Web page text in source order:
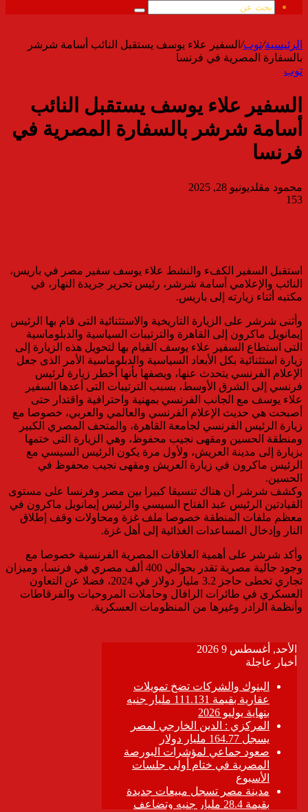
الموقع
بحث
الرئيسية/توب/ السفير علاء يوسف يستقبل النائب أسامة شرشر
بالسفارة المصرية في فرنسا
توب
السفير علاء يوسف يستقبل النائب
أسامة شرشر بالسفارة المصرية في
فرنسا
محمود مقلديونيو 28, 2025
153
استقبل السفير الكفء والنشط علاء يوسف سفير مصر في باريس،
النائب والإعلامي أسامة شرشر، رئيس تحرير جريدة النهار، في
مكتبه أثناء زيارته إلى باريس.
وأثنى شرشر على الزيارة التاريخية والاستثنائية التى قام بها الرئيس
إيمانويل ماكرون إلى القاهرة والترتيبات السياسية والدبلوماسية
التى استطاع السفير علاء يوسف القيام بها لتحويل هذه الزيارة إلى
زيارة استثنائية بكل الأبعاد السياسية والدبلوماسية الأمر الذى جعل
الإعلام الفرنسي يتحدث عنها، ويصفها بأنها أخطر زيارة لرئيس
فرنسي إلى الشرق الأوسط، بسبب الترتيبات التى أعدها السفير
علاء يوسف مع الجانب الفرنسي بمهنية واحترافية واقتدار حتى
أصبحت هي حديث الإعلام الفرنسي والعالمي والعربي، خصوصا مع
زيارة الرئيس الفرنسي لجامعة القاهرة، والمتحف المصري الكبير
ومنطقة الحسين ومقهى نجيب محفوظ، وهي الزيارة التى ختمها
بزيارة إلى مدينة العريش، ولأول مرة يكون الرئيس السيسي مع
الرئيس ماكرون في زيارة العريش ومقهى نجيب محفوظ في
الحسين.
وكشف شرشر أن هناك تنسيقا كبيرا بين مصر وفرنسا على مستوى
القيادتين الرئيس عبد الفتاح السيسي والرئيس إيمانويل ماكرون في
معظم ملفات المنطقة خصوصا ملف غزة ومحاولات وقف إطلاق
النار وإدخال المساعدات الغذائية إلى أهل غزة.
وأكد شرشر على أهمية العلاقات المصرية الفرنسية خصوصا مع
وجود جالية مصرية تقدر بحوالي 400 ألف مصري في فرنسا، وميزان
تجاري تخطى حاجز 3.2 مليار دولار في 2024، فضلا عن التعاون
العسكري في طائرات الرافال وحاملات المروحيات والفرقاطات
وأنظمة الرادر وغيرها من المنظومات العسكرية.